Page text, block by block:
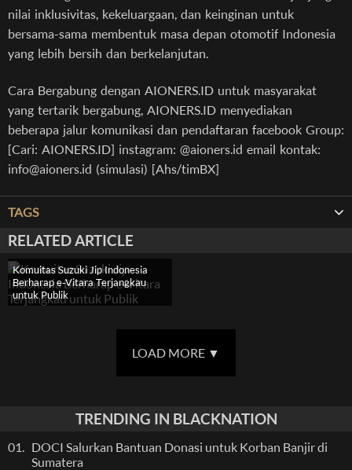
nilai inklusivitas, kekeluargaan, dan keinginan untuk
bersama-sama membentuk masa depan otomotif Indonesia
yang lebih bersih dan berkelanjutan.
Cara Bergabung dengan AIONERS.ID untuk masyarakat
yang tertarik bergabung, AIONERS.ID menyediakan
beberapa jalur komunikasi dan pendaftaran facebook Group:
[Cari: AIONERS.ID] instagram: @aioners.id email kontak:
info@aioners.id (simulasi) [Ahs/timBX]
TAGS
RELATED ARTICLE
Komuitas Suzuki Jip Indonesia
Berharap e-Vitara Terjangkau
untuk Publik
LOAD MORE ▼
TRENDING IN BLACKNATION
01. DOCI Salurkan Bantuan Donasi untuk Korban Banjir di
Sumatera